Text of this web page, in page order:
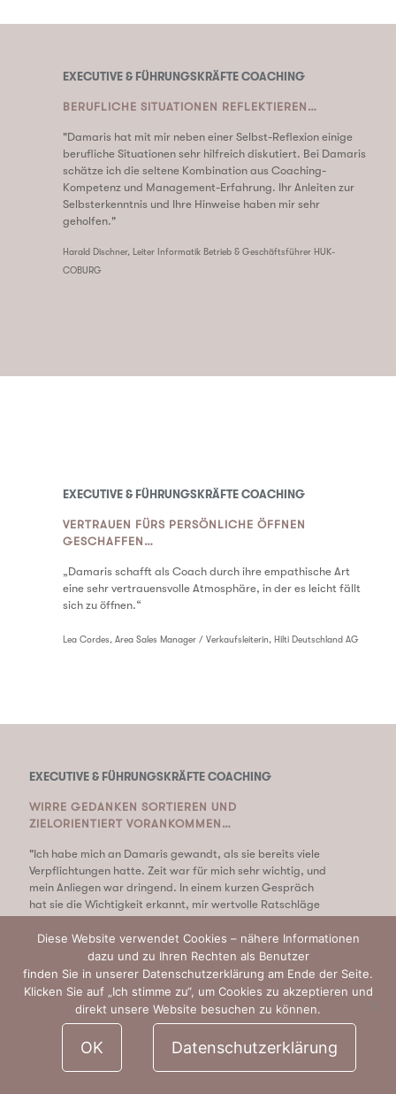
EXECUTIVE & FÜHRUNGSKRÄFTE COACHING
BERUFLICHE SITUATIONEN REFLEKTIEREN…
"Damaris hat mit mir neben einer Selbst-Reflexion einige
berufliche Situationen sehr hilfreich diskutiert. Bei Damaris
schätze ich die seltene Kombination aus Coaching-
Kompetenz und Management-Erfahrung. Ihr Anleiten zur
Selbsterkenntnis und Ihre Hinweise haben mir sehr
geholfen."
Harald Dischner, Leiter Informatik Betrieb & Geschäftsführer HUK-
COBURG
EXECUTIVE & FÜHRUNGSKRÄFTE COACHING
VERTRAUEN FÜRS PERSÖNLICHE ÖFFNEN
GESCHAFFEN…
„Damaris schafft als Coach durch ihre empathische Art
eine sehr vertrauensvolle Atmosphäre, in der es leicht fällt
sich zu öffnen.“
Lea Cordes, Area Sales Manager / Verkaufsleiterin, Hilti Deutschland AG
EXECUTIVE & FÜHRUNGSKRÄFTE COACHING
WIRRE GEDANKEN SORTIEREN UND
ZIELORIENTIERT VORANKOMMEN…
"Ich habe mich an Damaris gewandt, als sie bereits viele
Verpflichtungen hatte. Zeit war für mich sehr wichtig, und
mein Anliegen war dringend. In einem kurzen Gespräch
hat sie die Wichtigkeit erkannt, mir wertvolle Ratschläge
habe. Sie hat verstanden, dass ich ehrgeizig bin und meine
Ziele erreichen möchte. Obwohl sie viel zu tun hatte, hat
sie sich Zeit für mich genommen, und das hat mich
erleichtert. Wir haben über 6 Monate
zusammengearbeitet, um Ziele zu erreichen, die eigentlich
unmöglich schienen. Aber wir haben sie alle und noch mehr
in Rekordzeit erreicht. Damaris hat eine Methode, die das
Leben verändert. Die Dinge, die sie mir beigebracht hat,
helfen mir immer noch, wenn ich Entscheidungen treffen
Diese Website verwendet Cookies – nähere Informationen
dazu und zu Ihren Rechten als Benutzer
finden Sie in unserer Datenschutzerklärung am Ende der Seite.
Klicken Sie auf „Ich stimme zu“, um Cookies zu akzeptieren und
direkt unsere Website besuchen zu können.
OK Datenschutzerklärung